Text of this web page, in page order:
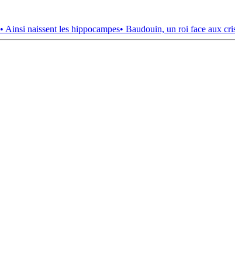
• Ainsi naissent les hippocampes• Baudouin, un roi face aux